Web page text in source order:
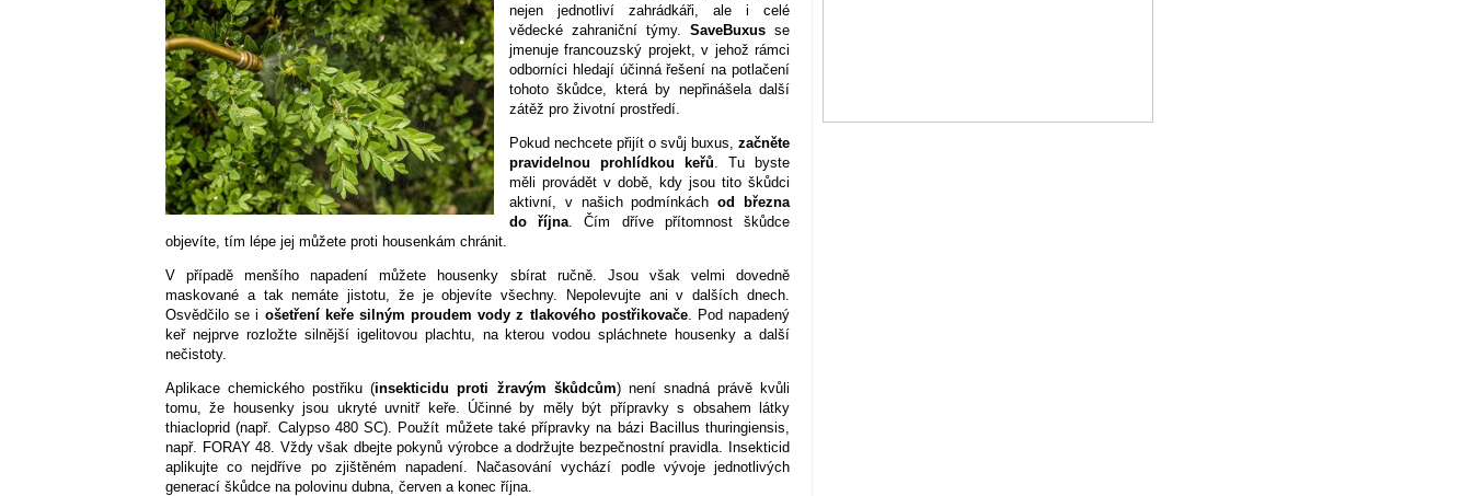
nejen jednotliví zahrádkáři, ale i celé
vědecké zahraniční týmy. SaveBuxus se
jmenuje francouzský projekt, v jehož rámci
odborníci hledají účinná řešení na potlačení
tohoto škůdce, která by nepřinášela další
zátěž pro životní prostředí.
Pokud nechcete přijít o svůj buxus, začněte
pravidelnou prohlídkou keřů . Tu byste
měli provádět v době, kdy jsou tito škůdci
aktivní, v našich podmínkáchod března
do října . Čím dříve přítomnost škůdce
objevíte, tím lépe jej můžete proti housenkám chránit.
V případě menšího napadení můžete housenky sbírat ručně. Jsou však velmi dovedně
maskované a tak nemáte jistotu, že je objevíte všechny. Nepolevujte ani v dalších dnech.
Osvědčilo se i ošetření keře silným proudem vody z tlakového postřikovače. Pod napadený
keř nejprve rozložte silnější igelitovou plachtu, na kterou vodou spláchnete housenky a další
nečistoty.
Aplikace chemického postřiku (insekticidu proti žravým škůdcům) není snadná právě kvůli
tomu, že housenky jsou ukryté uvnitř keře. Účinné by měly být přípravky s obsahem látky
thiacloprid (např. Calypso 480 SC). Použít můžete také přípravky na bázi Bacillus thuringiensis,
např. FORAY 48. Vždy však dbejte pokynů výrobce a dodržujte bezpečnostní pravidla. Insekticid
aplikujte co nejdříve po zjištěném napadení. Načasování vychází podle vývoje jednotlivých
generací škůdce na polovinu dubna, červen a konec října.